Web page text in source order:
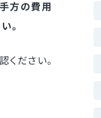
方の費用
。
ださい。